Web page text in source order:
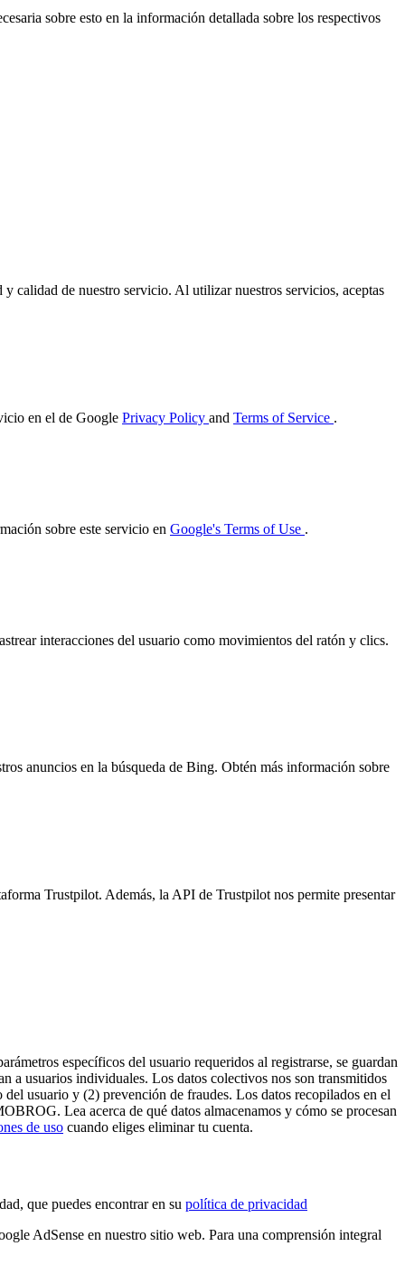
sobre esto en la información detallada sobre los respectivos
calidad de nuestro servicio. Al utilizar nuestros servicios, aceptas
en el de Google Privacy Policy and Terms of Service .
sobre este servicio en Google's Terms of Use .
interacciones del usuario como movimientos del ratón y clics.
anuncios en la búsqueda de Bing. Obtén más información sobre
Trustpilot. Además, la API de Trustpilot nos permite presentar
específicos del usuario requeridos al registrarse, se guardan
a usuarios individuales. Los datos colectivos nos son transmitidos
usuario y (2) prevención de fraudes. Los datos recopilados en el
Lea acerca de qué datos almacenamos y cómo se procesan
de uso cuando eliges eliminar tu cuenta.
que puedes encontrar en su política de privacidad
AdSense en nuestro sitio web. Para una comprensión integral